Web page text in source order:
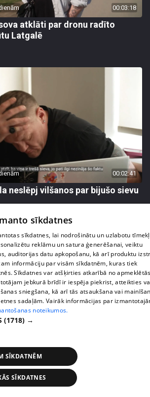
00:03:18
atklāti par dronu radīto
Latgalē
00:02:41
neslēpj vilšanos par bijušo sievu
pārvākties Magoni uz Kurzemes
sīkdatnes
sīkdatnes, lai nodrošinātu un uzlabotu
reklāmu un satura ģenerēšanai, veiktu
auditorijas datu apkopošanu, kā arī produktu
informāciju par visām sīkdatnēm, kuras tiek
Sīkdatnes var atšķirties atkarībā no
jebkurā brīdī ir iespēja piekrist, atteikties
sniegšana, kā arī tās atsaukšana vai
sadaļām. Vairāk informācijas par
noteikumos.
(1718) →
SĪKDATNĒM
SĪKDATNES